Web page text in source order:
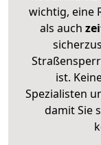
wichtig, eine
als auch
ist.
Spezialisten
damit Sie